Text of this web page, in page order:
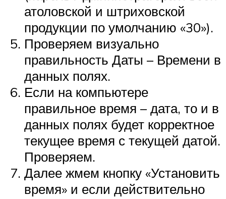
атоловской и штриховской
продукции по умолчанию «30»).
Проверяем визуально
правильность Даты – Времени в
данных полях.
Если на компьютере
правильное время – дата, то и в
данных полях будет корректное
текущее время с текущей датой.
Проверяем.
Далее жмем кнопку «Установить
время» и если действительно